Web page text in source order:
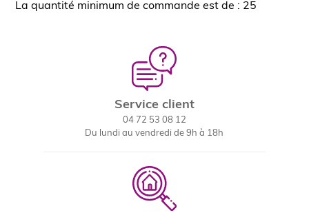
La quantité minimum de commande est de : 25
Service client
04 72 53 08 12
Du lundi au vendredi de 9h à 18h